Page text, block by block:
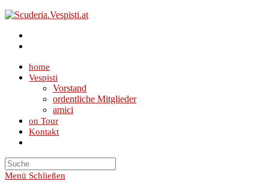
Zum
springen
home
Vespisti
Vorstand
ordentliche Mitglieder
amici
on Tour
Kontakt
search
Menü Schließen